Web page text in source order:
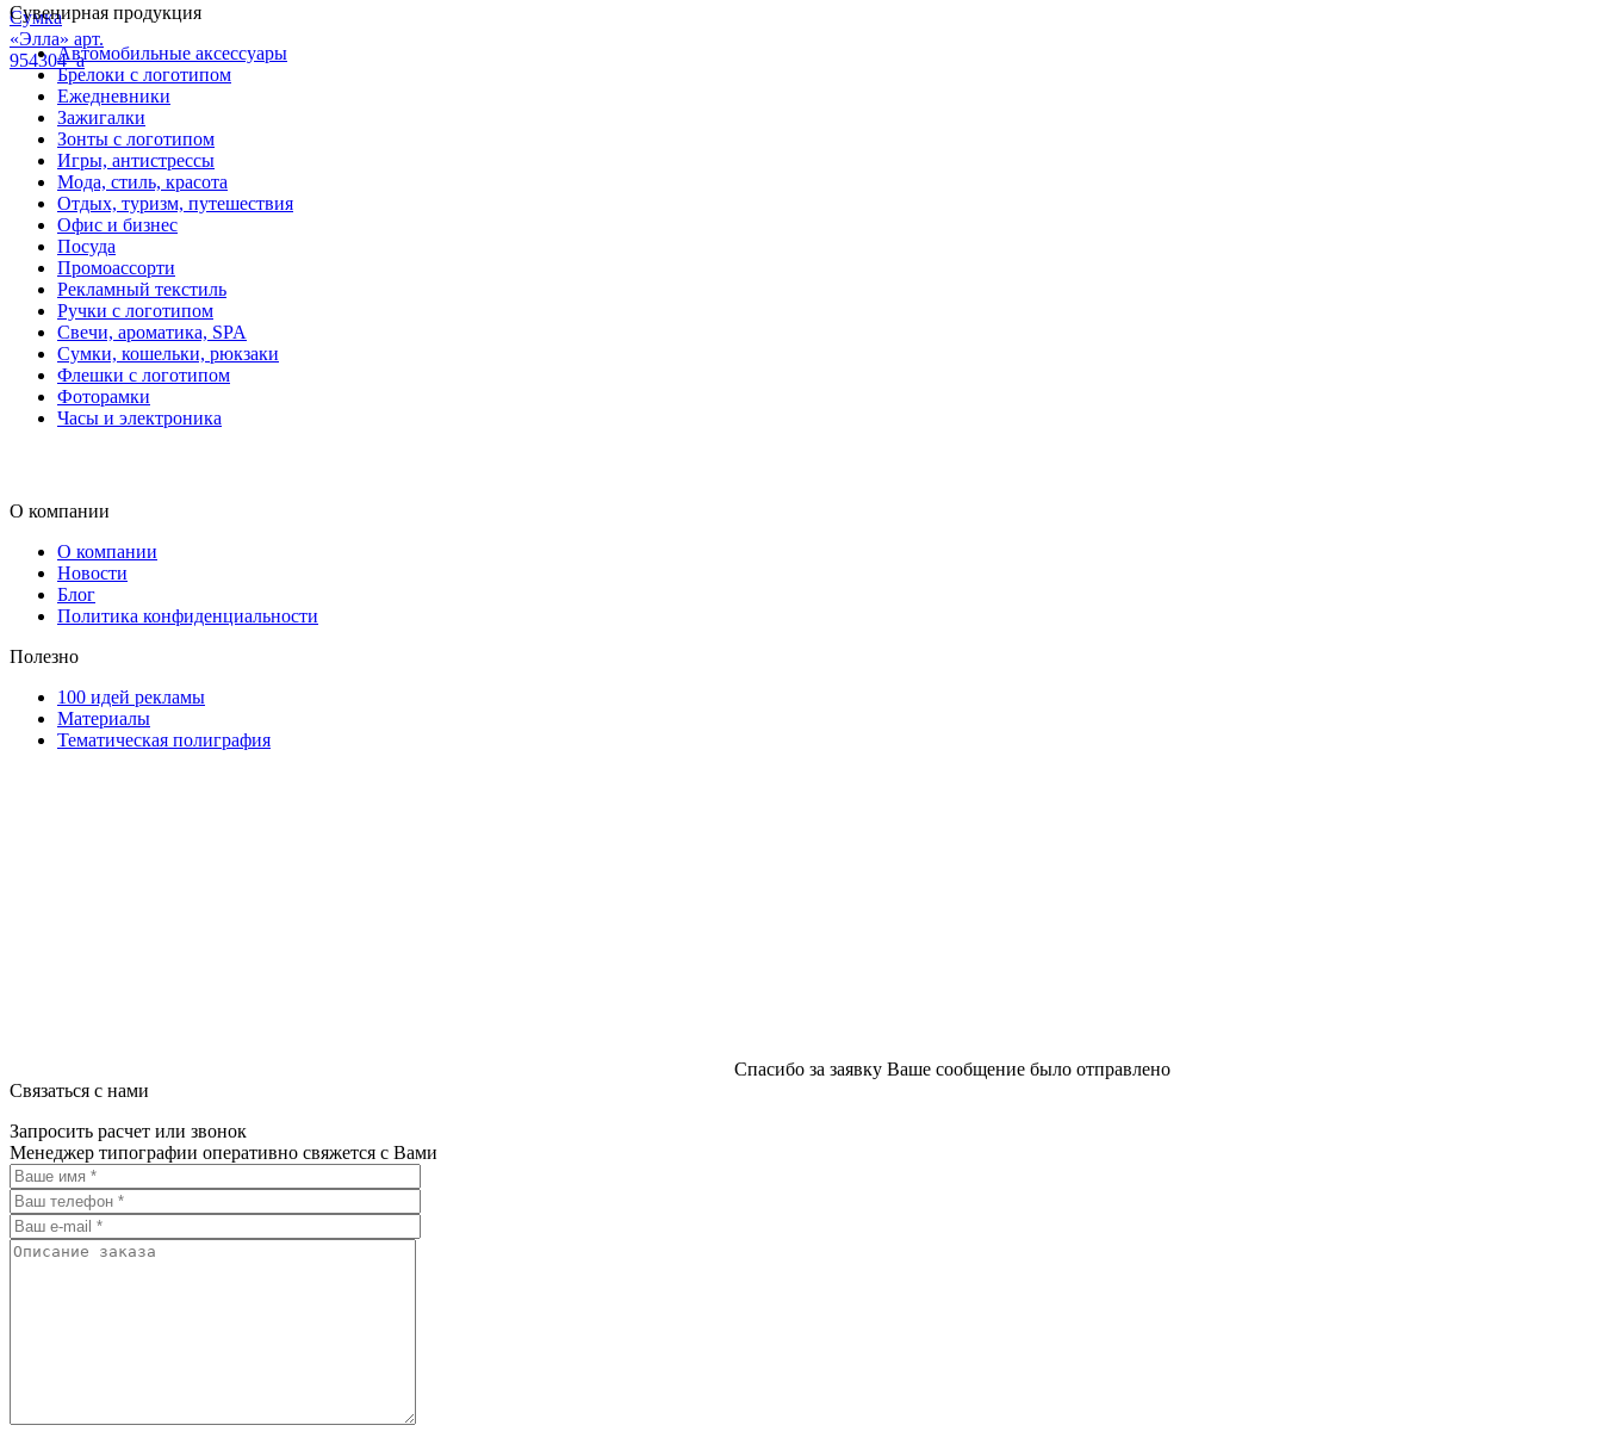
Сумка
«Элла» арт.
954304_a
Сувенирная продукция
Автомобильные аксессуары
Брелоки с логотипом
Ежедневники
Зажигалки
Зонты с логотипом
Игры, антистрессы
Мода, стиль, красота
Отдых, туризм, путешествия
Офис и бизнес
Посуда
Промоассорти
Рекламный текстиль
Ручки с логотипом
Свечи, ароматика, SPA
Сумки, кошельки, рюкзаки
Флешки с логотипом
Фоторамки
Часы и электроника
О компании
О компании
Новости
Блог
Политика конфиденциальности
Полезно
100 идей рекламы
Материалы
Тематическая полиграфия
Спасибо за заявку Ваше сообщение было отправлено
Связаться с нами
Запросить расчет или звонок
Менеджер типографии оперативно свяжется с Вами